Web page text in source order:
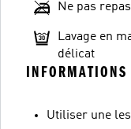
Ne pas
Lavage en
délicat
Utiliser une